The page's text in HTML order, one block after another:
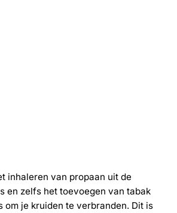
inhaleren van propaan uit de
en zelfs het toevoegen van tabak
om je kruiden te verbranden. Dit is